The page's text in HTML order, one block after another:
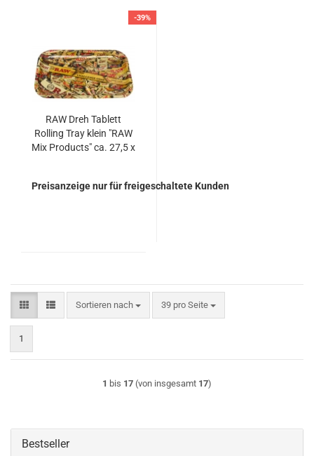
-39%
RAW Dreh Tablett
Rolling Tray klein "RAW
Mix Products" ca. 27,5 x
Preisanzeige nur für freigeschaltete Kunden
Sortieren nach
Sortieren nach 39 pro Seite
pro Seite
1
1 bis 17 (von insgesamt 17)
Bestseller